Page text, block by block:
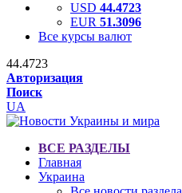
USD 44.4723
EUR 51.3096
Все курсы валют
44.4723
Авторизация
Поиск
UA
ВСЕ РАЗДЕЛЫ
Главная
Украина